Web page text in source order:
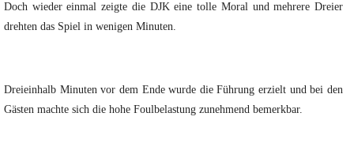
Doch wieder einmal zeigte die DJK eine tolle Moral und mehrere Dreier
drehten das Spiel in wenigen Minuten.
Dreieinhalb Minuten vor dem Ende wurde die Führung erzielt und bei den
Gästen machte sich die hohe Foulbelastung zunehmend bemerkbar.